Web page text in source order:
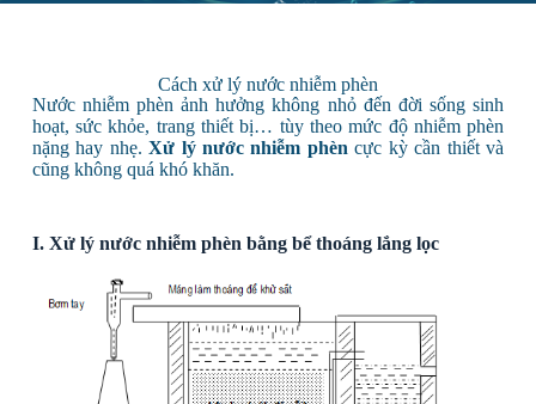
Cách xử lý nước nhiễm phèn
Nước nhiễm phèn ảnh hưởng không nhỏ đến đời sống sinh
hoạt, sức khỏe, trang thiết bị… tùy theo mức độ nhiễm phèn
nặng hay nhẹ.Xử lý nước nhiễm phèn cực kỳ cần thiết và
cũng không quá khó khăn.
I. Xử lý nước nhiễm phèn bằng bể thoáng lắng lọ​c